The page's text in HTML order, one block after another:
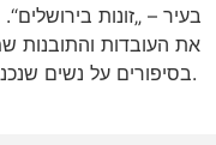
בעיר – „זונות
את העובדות והתובנות
בסיפורים על נשים